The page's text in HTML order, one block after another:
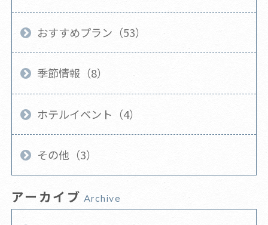
おすすめプラン（53）
季節情報（8）
ホテルイベント（4）
その他（3）
アーカイブ Archive